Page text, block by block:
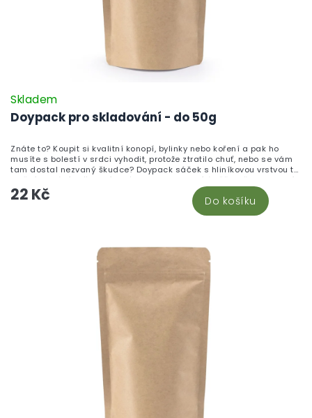
Doypack pro skladování - do 50g
Skladem
22 Kč Do košíku
Znáte to? Koupit si kvalitní konopí, bylinky nebo koření a pak ho
musíte s bolestí v srdci vyhodit, protože ztratilo chuť, nebo se vám
tam dostal nezvaný škudce? Doypack sáček s hliníkovou vrstvou to
změní! Chrání vaše oblíbené produkty jako bílá věž – před vlhkostí,
světlem i vzduchem. ZIP uzávěr, snadné otevření... a hlavně?
Vaše květy a sušené produkty zůstávají čerstvé mnohem déle! To je
pocit, co chcete! Tento doypack je ideální pro skladování až 50 g